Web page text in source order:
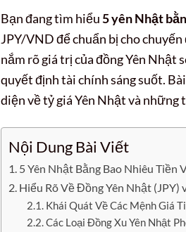
Bạn đang tìm hiểu5 yên Nhật
JPY/VND để chuẩn bị cho
nắm rõ giá trị của đồng Yên
quyết định tài chính sáng suốt.
diện về tỷ giá Yên Nhật và
Nội Dung Bài Viết
5 Yên Nhật Bằng Bao Nhiêu Tiền
Hiểu Rõ Về Đồng Yên Nhật (JPY)
Khái Quát Về Các Mệnh Giá
Các Loại Đồng Xu Yên Nhật